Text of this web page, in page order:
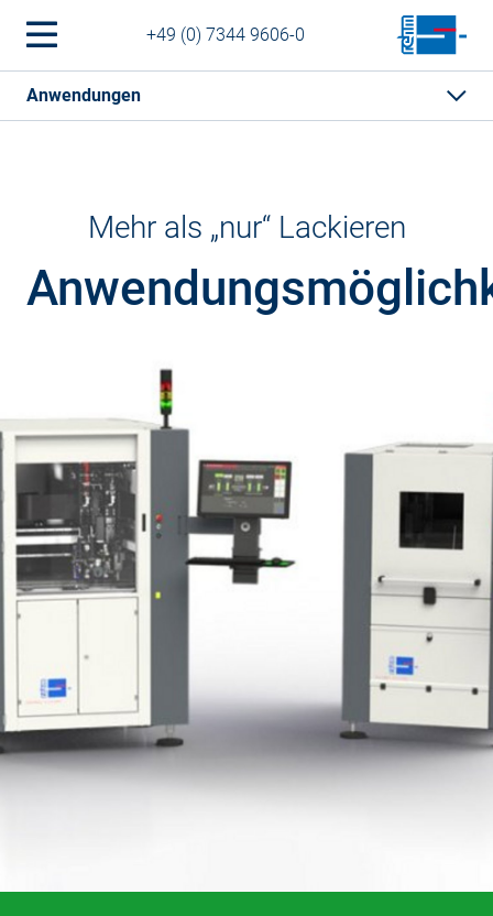
+49 (0) 7344 9606-0
Anwendungen
Mehr als „nur“ Lackieren